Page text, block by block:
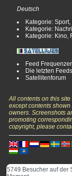
Deutsch
Kategorie: Sport,
Kategorie:
Kategorie: Kino,
Feed
Die letzten Feeds
Satellitenforum
All contents on this
except contents
owners. Screenshots
promoting
copyright, please
5749 Besucher auf der